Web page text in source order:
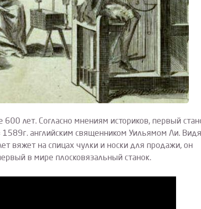
лет. Согласно мнениям историков, первый
английским священником Уильямом Ли.
вяжет на спицах чулки и носки для продажи, он
в мире плосковязальный станок.